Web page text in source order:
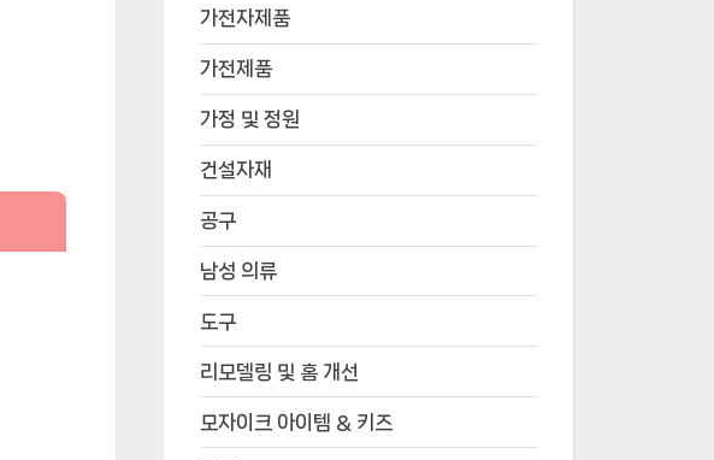
가전자제품
가전제품
가정 및 정원
건설자재
공구
남성 의류
도구
리모델링 및 홈 개선
모자이크 아이템 & 키즈